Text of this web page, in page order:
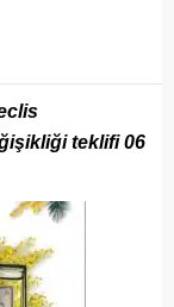
teklifi 06